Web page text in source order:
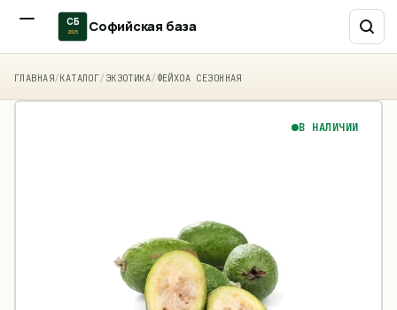
СБ
2015 Софийская база
ГЛАВНАЯ/КАТАЛОГ/ ЭКЗОТИКА/ ФЕЙХОА СЕЗОННАЯ
В НАЛИЧИИ